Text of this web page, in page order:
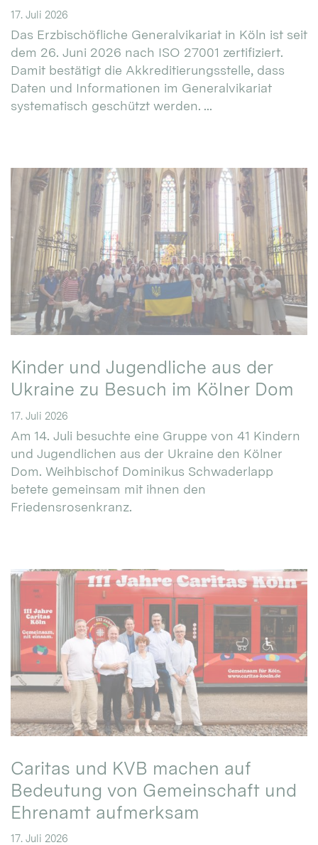
17. Juli 2026
Das Erzbischöfliche Generalvikariat in Köln ist seit
dem 26. Juni 2026 nach ISO 27001 zertifiziert.
Damit bestätigt die Akkreditierungsstelle, dass
Daten und Informationen im Generalvikariat
systematisch geschützt werden. ...
Kinder und Jugendliche aus der
Ukraine zu Besuch im Kölner Dom
17. Juli 2026
Am 14. Juli besuchte eine Gruppe von 41 Kindern
und Jugendlichen aus der Ukraine den Kölner
Dom. Weihbischof Dominikus Schwaderlapp
betete gemeinsam mit ihnen den
Friedensrosenkranz.
Caritas und KVB machen auf
Bedeutung von Gemeinschaft und
Ehrenamt aufmerksam
17. Juli 2026